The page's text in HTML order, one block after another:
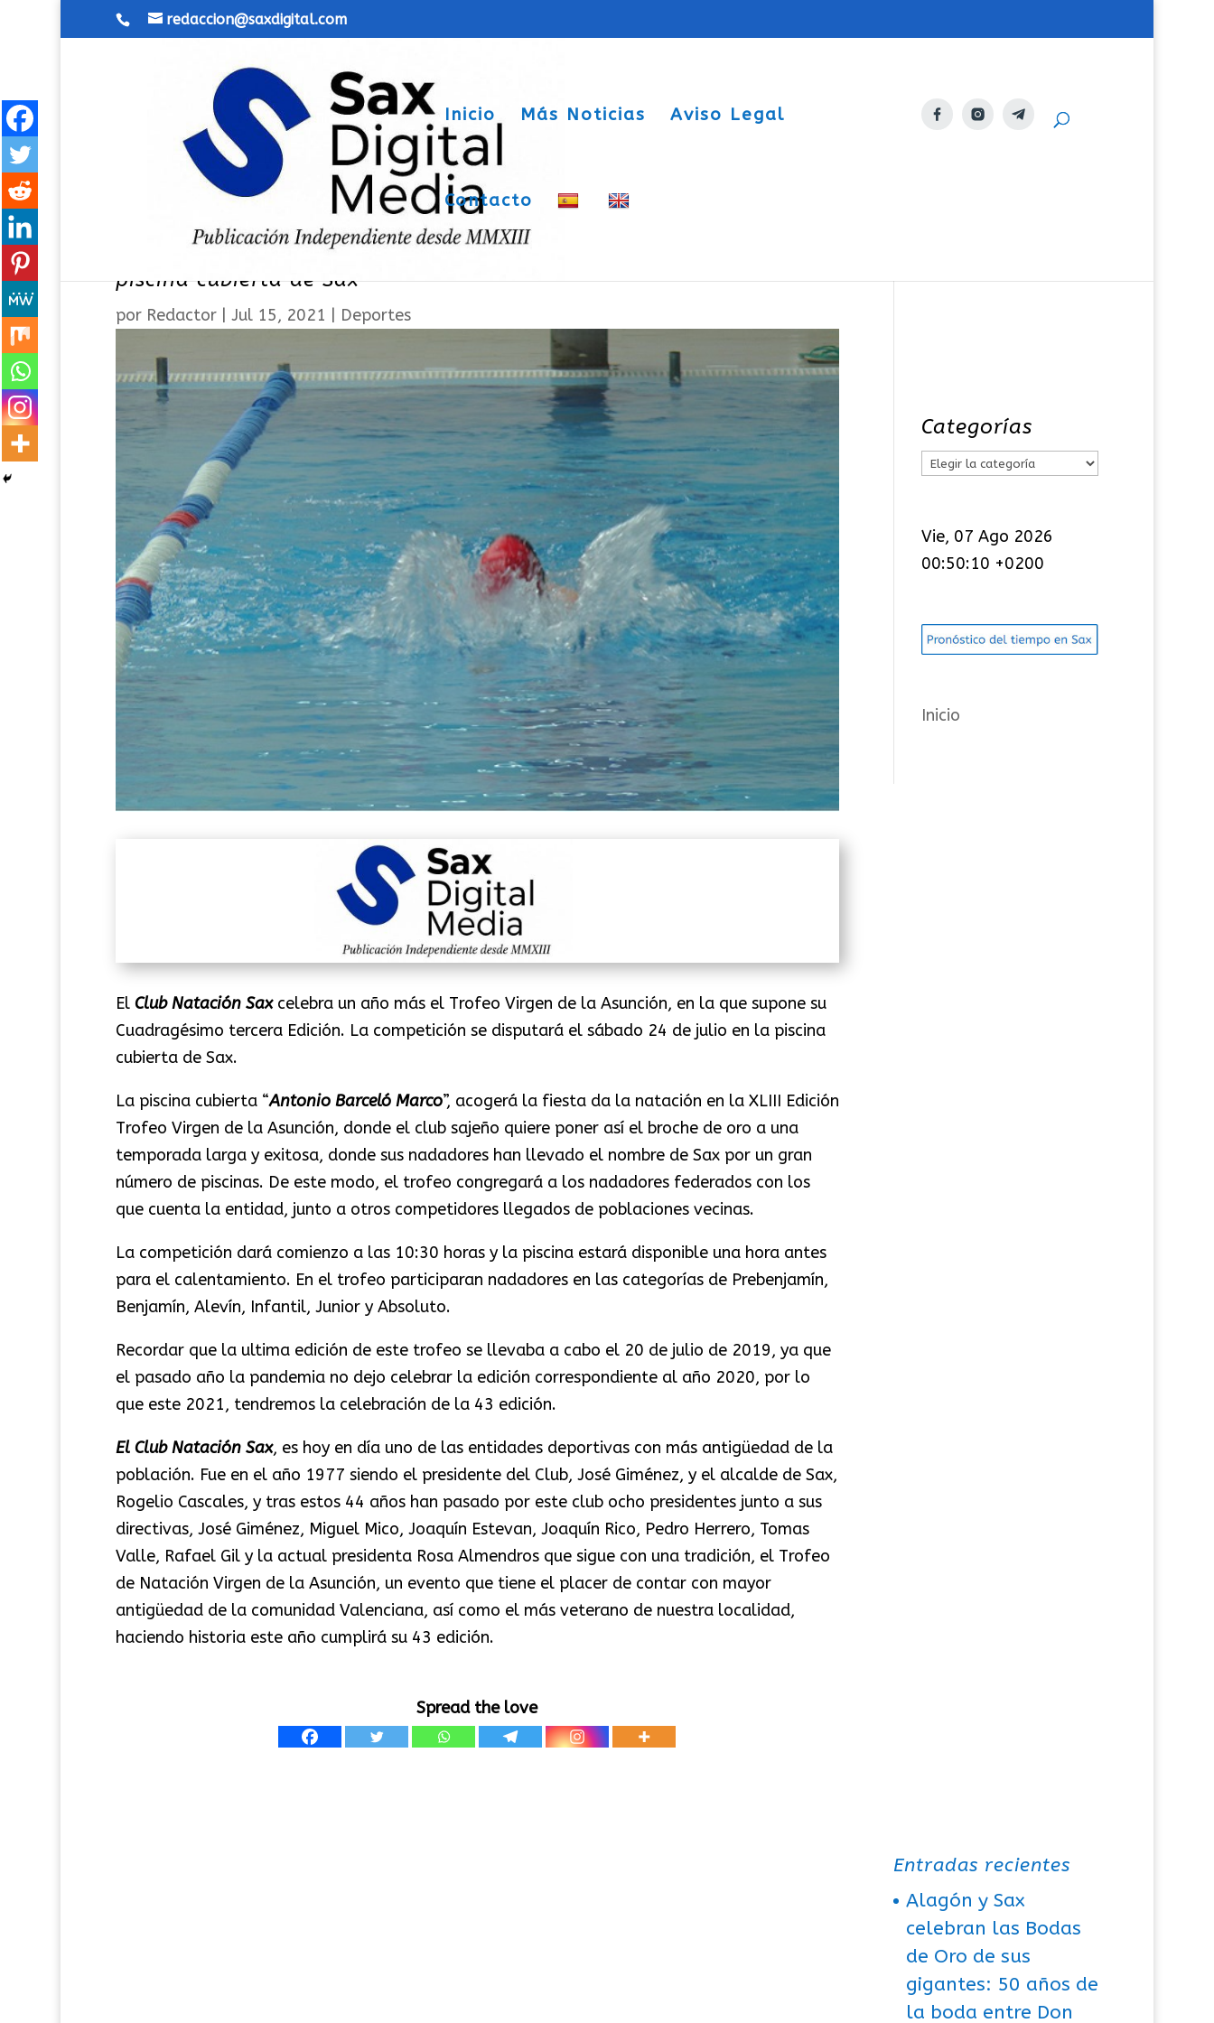
redaccion@saxdigital.com
Inicio Más Noticias Aviso Legal
Contacto
La XLIII Edición Trofeo Virgen de la Asunción se celebrará en la
piscina cubierta de Sax
por Redactor| Jul 15, 2021 Deportes
El Club Natación Sax celebra un año más el Trofeo Virgen de la Asunción, en la que supone su
Cuadragésimo tercera Edición. La competición se disputará el sábado 24 de julio en la piscina
cubierta de Sax.
La piscina cubierta “Antonio Barceló Marco”, acogerá la fiesta da la natación en la XLIII Edición
Trofeo Virgen de la Asunción, donde el club sajeño quiere poner así el broche de oro a una
temporada larga y exitosa, donde sus nadadores han llevado el nombre de Sax por un gran
número de piscinas. De este modo, el trofeo congregará a los nadadores federados con los
que cuenta la entidad, junto a otros competidores llegados de poblaciones vecinas.
La competición dará comienzo a las 10:30 horas y la piscina estará disponible una hora antes
para el calentamiento. En el trofeo participaran nadadores en las categorías de Prebenjamín,
Benjamín, Alevín, Infantil, Junior y Absoluto.
Recordar que la ultima edición de este trofeo se llevaba a cabo el 20 de julio de 2019, ya que
el pasado año la pandemia no dejo celebrar la edición correspondiente al año 2020, por lo
que este 2021, tendremos la celebración de la 43 edición.
El Club Natación Sax, es hoy en día uno de las entidades deportivas con más antigüedad de la
población. Fue en el año 1977 siendo el presidente del Club, José Giménez, y el alcalde de Sax,
Rogelio Cascales, y tras estos 44 años han pasado por este club ocho presidentes junto a sus
directivas, José Giménez, Miguel Mico, Joaquín Estevan, Joaquín Rico, Pedro Herrero, Tomas
Valle, Rafael Gil y la actual presidenta Rosa Almendros que sigue con una tradición, el Trofeo
de Natación Virgen de la Asunción, un evento que tiene el placer de contar con mayor
antigüedad de la comunidad Valenciana, así como el más veterano de nuestra localidad,
haciendo historia este año cumplirá su 43 edición.
Spread the love
Categorías
C
e
g
r
í
s
Vie, 07 Ago 2026
00:50:11 +0200
Inicio
Entradas recientes
Alagón y Sax
celebran las Bodas
de Oro de sus
gigantes: 50 años de
la boda entre Don